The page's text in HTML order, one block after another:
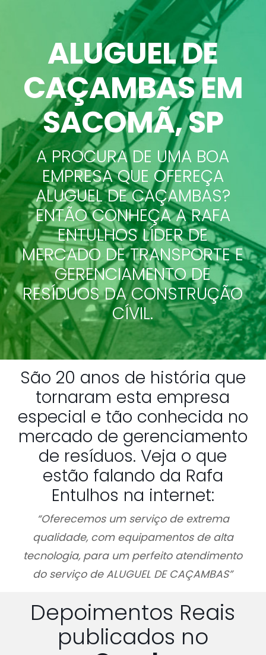
ALUGUEL DE
CAÇAMBASEM
SACOMÃ, SP
A PROCURA DE UMA BOA
EMPRESA QUE OFEREÇA
ALUGUEL DE CAÇAMBAS?
ENTÃO CONHEÇA A RAFA
ENTULHOS LÍDER DE
MERCADO DE TRANSPORTE E
GERENCIAMENTO DE
RESÍDUOS DA CONSTRUÇÃO
CÍVIL.
São 20 anos de história que
tornaram esta empresa
especial e tão conhecida no
mercado de gerenciamento
de resíduos. Veja o que
estão falando da Rafa
Entulhos na internet:
“Oferecemos um serviço de extrema
qualidade, com equipamentos de alta
tecnologia, para um perfeito atendimento
do serviço de ALUGUEL DE CAÇAMBAS”
Depoimentos Reais
publicados no